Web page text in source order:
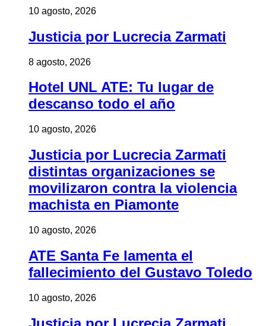
10 agosto, 2026
Justicia por Lucrecia Zarmati
8 agosto, 2026
Hotel UNL ATE: Tu lugar de
descanso todo el año
10 agosto, 2026
Justicia por Lucrecia Zarmati
distintas organizaciones se
movilizaron contra la violencia
machista en Piamonte
10 agosto, 2026
ATE Santa Fe lamenta el
fallecimiento del Gustavo Toledo
10 agosto, 2026